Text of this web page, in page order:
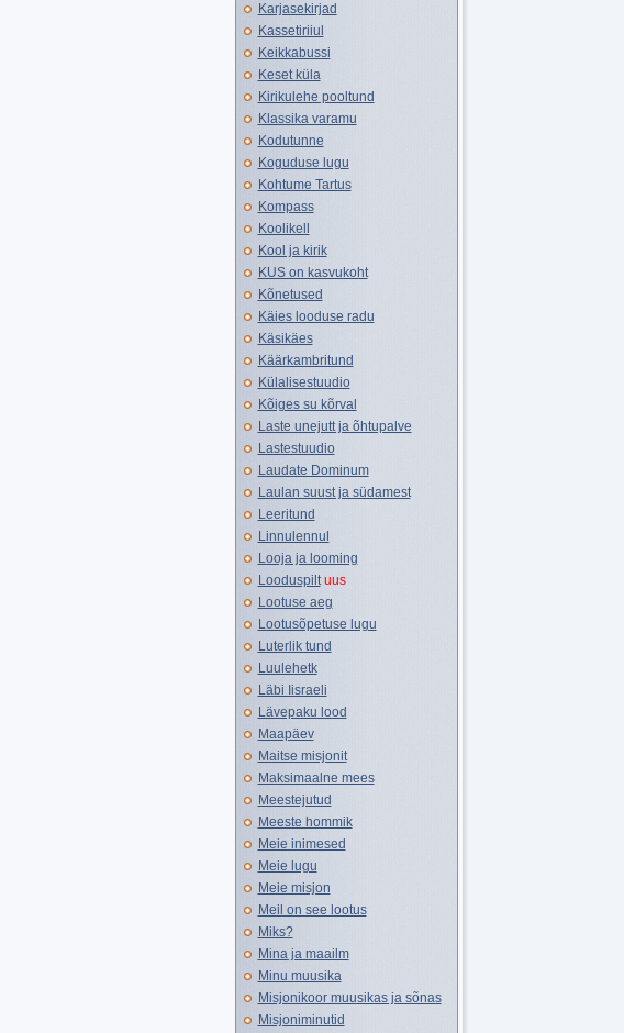
Karjasekirjad
Kassetiriiul
Keikkabussi
Keset küla
Kirikulehe pooltund
Klassika varamu
Kodutunne
Koguduse lugu
Kohtume Tartus
Kompass
Koolikell
Kool ja kirik
KUS on kasvukoht
Kõnetused
Käies looduse radu
Käsikäes
Käärkambritund
Külalisestuudio
Kõiges su kõrval
Laste unejutt ja õhtupalve
Lastestuudio
Laudate Dominum
Laulan suust ja südamest
Leeritund
Linnulennul
Looja ja looming
Looduspilt uus
Lootuse aeg
Lootusõpetuse lugu
Luterlik tund
Luulehetk
Läbi Iisraeli
Lävepaku lood
Maapäev
Maitse misjonit
Maksimaalne mees
Meestejutud
Meeste hommik
Meie inimesed
Meie lugu
Meie misjon
Meil on see lootus
Miks?
Mina ja maailm
Minu muusika
Misjonikoor muusikas ja sõnas
Misjoniminutid